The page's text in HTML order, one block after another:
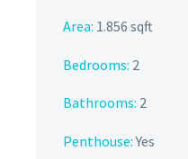
Area: 1.856 sqft
Bedrooms: 2
Bathrooms: 2
Penthouse:Yes